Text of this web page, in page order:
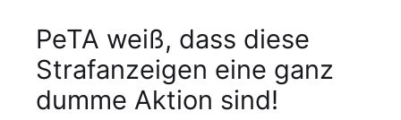
PeTA weiß, dass diese
Strafanzeigen eine ganz
dumme Aktion sind!